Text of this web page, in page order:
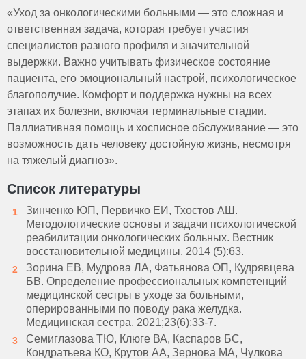
«Уход за онкологическими больными — это сложная и
ответственная задача, которая требует участия
специалистов разного профиля и значительной
выдержки. Важно учитывать физическое состояние
пациента, его эмоциональный настрой, психологическое
благополучие. Комфорт и поддержка нужны на всех
этапах их болезни, включая терминальные стадии.
Паллиативная помощь и хосписное обслуживание — это
возможность дать человеку достойную жизнь, несмотря
на тяжелый диагноз».
Список литературы
Зинченко ЮП, Первичко ЕИ, Тхостов АШ.
Методологические основы и задачи психологической
реабилитации онкологических больных. Вестник
восстановительной медицины. 2014 (5):63.
Зорина ЕВ, Мудрова ЛА, Фатьянова ОП, Кудрявцева
БВ. Определение профессиональных компетенций
медицинской сестры в уходе за больными,
оперированными по поводу рака желудка.
Медицинская сестра. 2021;23(6):33-7.
Семиглазова ТЮ, Клюге ВА, Каспаров БС,
Кондратьева КО, Крутов АА, Зернова МА, Чулкова